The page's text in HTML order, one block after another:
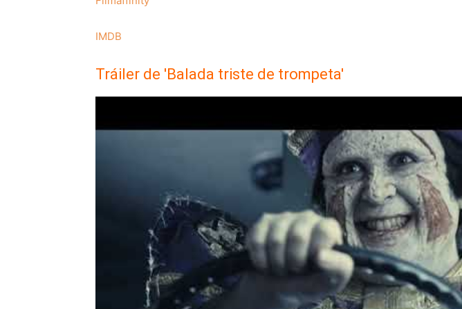
IMDB
Tráiler de 'Balada triste de trompeta'